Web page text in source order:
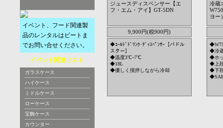
イベント、フード関連製
品のレンタルはビートま
でお問い合せください。
イベント関連リスト
ガラスケース
ハイケース
ミドルケース
ローケース
宝飾ケース
カウンター
ジュースディスペンサー【エ
フ・エム・アイ】GT-5DN
9,900円(税900円)
◆ｺｰﾙﾄﾞﾄﾞﾘﾝｸ･ﾃﾞｨｽﾍﾟﾝｻｰ【バドル
スター】
◆温度3℃~7℃
◆18L
◆優しく撹拌しながら冷却
冷蔵
ヨー
◆冷
◆ホ
◆上
◆下